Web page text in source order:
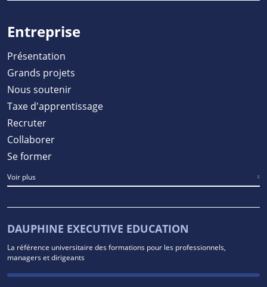
Entreprise
Présentation
Grands projets
Nous soutenir
Taxe d'apprentissage
Recruter
Collaborer
Se former
Voir plus
DAUPHINE EXECUTIVE EDUCATION
La référence universitaire des formations pour les professionnels,
managers et dirigeants